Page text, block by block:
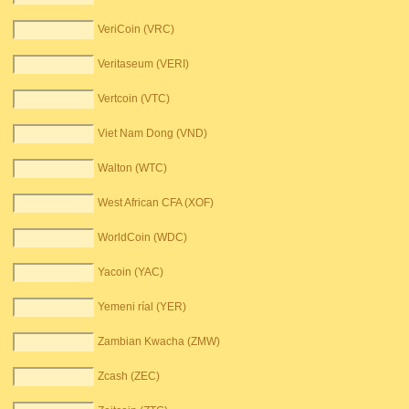
VeriCoin (VRC)
Veritaseum (VERI)
Vertcoin (VTC)
Viet Nam Dong (VND)
Walton (WTC)
West African CFA (XOF)
WorldCoin (WDC)
Yacoin (YAC)
Yemeni ríal (YER)
Zambian Kwacha (ZMW)
Zcash (ZEC)